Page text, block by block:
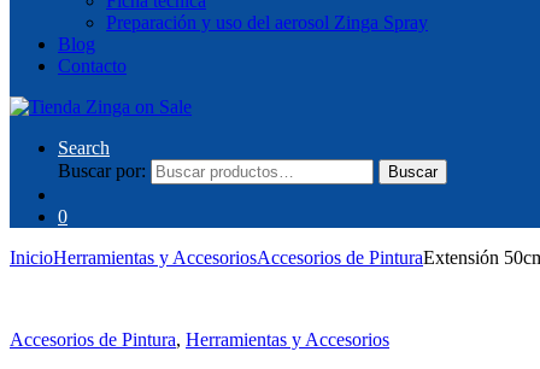
Preparación y uso del aerosol Zinga Spray
Blog
Contacto
Search
Buscar por:
Buscar
0
InicioHerramientas y AccesoriosAccesorios de PinturaExtensión
Accesorios de Pintura, Herramientas y Accesorios